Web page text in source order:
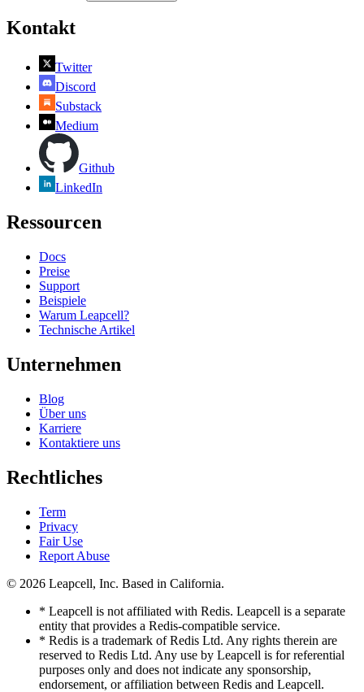
Kontakt
Twitter
Discord
Substack
Medium
Github
LinkedIn
Ressourcen
Docs
Preise
Support
Beispiele
Warum Leapcell?
Technische Artikel
Unternehmen
Blog
Über uns
Karriere
Kontaktiere uns
Rechtliches
Term
Privacy
Fair Use
Report Abuse
© 2026 Leapcell, Inc. Based in California.
* Leapcell is not affiliated with Redis. Leapcell is a separate
entity that provides a Redis-compatible service.
* Redis is a trademark of Redis Ltd. Any rights therein are
reserved to Redis Ltd. Any use by Leapcell is for referential
purposes only and does not indicate any sponsorship,
endorsement, or affiliation between Redis and Leapcell.